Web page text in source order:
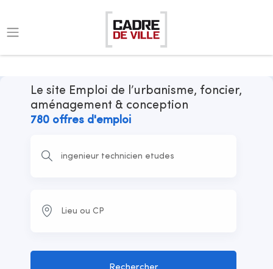
Le site Emploi de l’urbanisme, foncier,
aménagement & conception
780 offres d'emploi